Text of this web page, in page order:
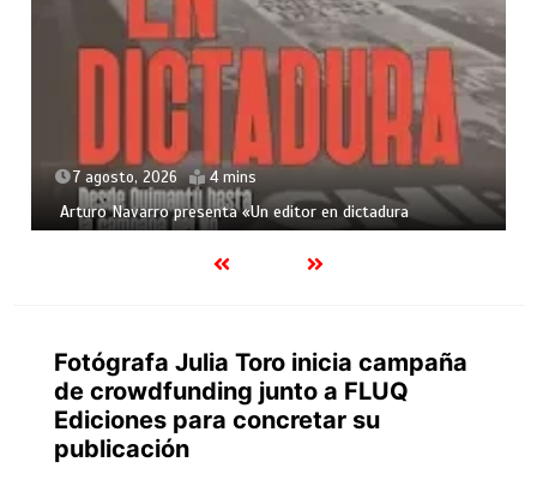
7 agosto, 2026 4 mins
Arturo Navarro presenta «Un editor en dictadura
Fotógrafa Julia Toro inicia campaña
de crowdfunding junto a FLUQ
Ediciones para concretar su
publicación